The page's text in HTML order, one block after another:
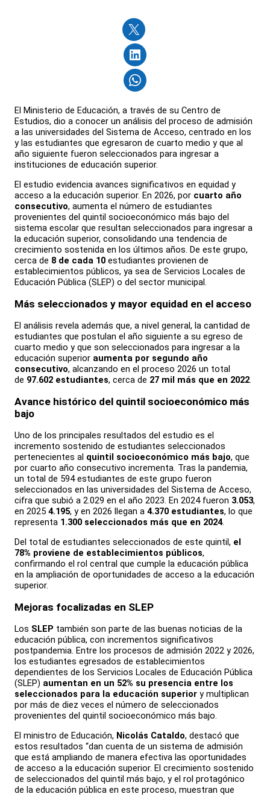
El Ministerio de Educación, a través de su Centro de
Estudios, dio a conocer un análisis del proceso de admisión
a las universidades del Sistema de Acceso, centrado en los
y las estudiantes que egresaron de cuarto medio y que al
año siguiente fueron seleccionados para ingresar a
instituciones de educación superior.
El estudio evidencia avances significativos en equidad y
acceso a la educación superior. En 2026, por cuarto año
consecutivo, aumenta el número de estudiantes
provenientes del quintil socioeconómico más bajo del
sistema escolar que resultan seleccionados para ingresar a
la educación superior, consolidando una tendencia de
crecimiento sostenida en los últimos años. De este grupo,
cerca de 8 de cada 10 estudiantes provienen de
establecimientos públicos, ya sea de Servicios Locales de
Educación Pública (SLEP) o del sector municipal.
Más seleccionados y mayor equidad en el acceso
El análisis revela además que, a nivel general, la cantidad de
estudiantes que postulan el año siguiente a su egreso de
cuarto medio y que son seleccionados para ingresar a la
educación superior aumenta por segundo año
consecutivo, alcanzando en el proceso 2026 un total
de 97.602 estudiantes, cerca de 27 mil más que en 2022.
Avance histórico del quintil socioeconómico más
bajo
Uno de los principales resultados del estudio es el
incremento sostenido de estudiantes seleccionados
pertenecientes al quintil socioeconómico más bajo, que
por cuarto año consecutivo incrementa. Tras la pandemia,
un total de 594 estudiantes de este grupo fueron
seleccionados en las universidades del Sistema de Acceso,
cifra que subió a 2.029 en el año 2023. En 2024 fueron 3.053,
en 2025 4.195, y en 2026 llegan a 4.370 estudiantes, lo que
representa 1.300 seleccionados más que en 2024.
Del total de estudiantes seleccionados de este quintil, el
78% proviene de establecimientos públicos,
confirmando el rol central que cumple la educación pública
en la ampliación de oportunidades de acceso a la educación
superior.
Mejoras focalizadas en SLEP
Los SLEP también son parte de las buenas noticias de la
educación pública, con incrementos significativos
postpandemia. Entre los procesos de admisión 2022 y 2026,
los estudiantes egresados de establecimientos
dependientes de los Servicios Locales de Educación Pública
(SLEP) aumentan en un 52% su presencia entre los
seleccionados para la educación superior y multiplican
por más de diez veces el número de seleccionados
provenientes del quintil socioeconómico más bajo.
El ministro de Educación, Nicolás Cataldo, destacó que
estos resultados “dan cuenta de un sistema de admisión
que está ampliando de manera efectiva las oportunidades
de acceso a la educación superior. El crecimiento sostenido
de seleccionados del quintil más bajo, y el rol protagónico
de la educación pública en este proceso, muestran que